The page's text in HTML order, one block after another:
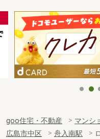
goo住宅・不動産 マンシ
広島市中区
舟入南駅